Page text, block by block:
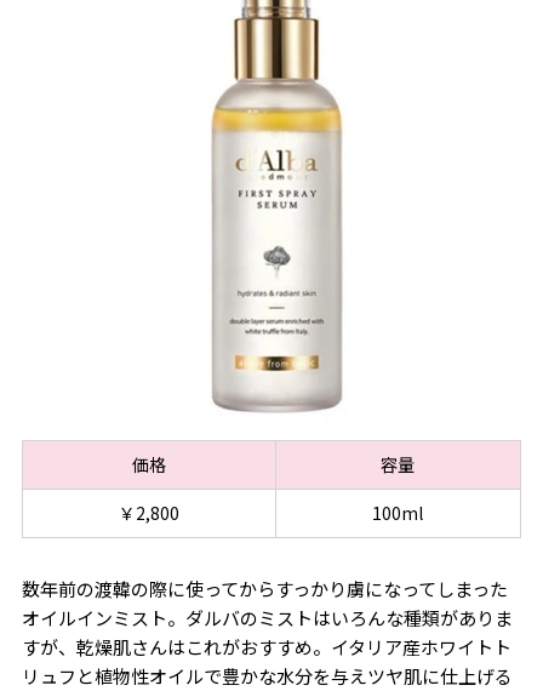
価格
容量
￥2,800
100ml
数年前の渡韓の際に使ってからすっかり虜になってしまった
オイルインミスト。ダルバのミストはいろんな種類がありま
すが、乾燥肌さんはこれがおすすめ。イタリア産ホワイトト
リュフと植物性オイルで豊かな水分を与えツヤ肌に仕上げる